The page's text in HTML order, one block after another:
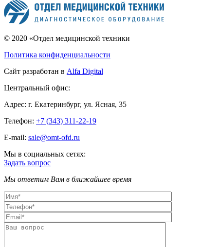
© 2020 «Отдел медицинской техники
Политика конфиденциальности
Сайт разработан в Alfa Digital
Центральный офис:
Адрес: г. Екатеринбург, ул. Ясная, 35
Телефон: +7 (343) 311-22-19
E-mail: sale@omt-ofd.ru
Мы в социальных сетях:
Задать вопрос
Мы ответим Вам в ближайшее время